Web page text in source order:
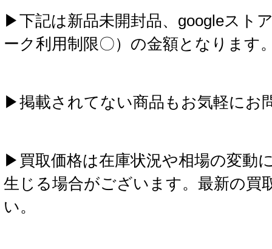
▶下記は新品未開封品、googleスト
ーク利用制限〇）の金額となります
▶掲載されてない商品もお気軽にお
▶買取価格は在庫状況や相場の変動
生じる場合がございます。最新の買
い。